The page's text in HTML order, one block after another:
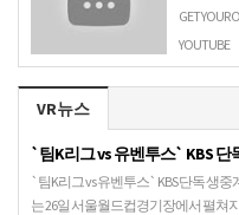
GET YOUR
Personal
YOUTUBE
VR뉴스
`팀K리그 vs 유벤투스` KBS
`팀K리그 vs 유벤투스` KBS 단독 생
는 26일 서울월드컵경기장에서 펼쳐